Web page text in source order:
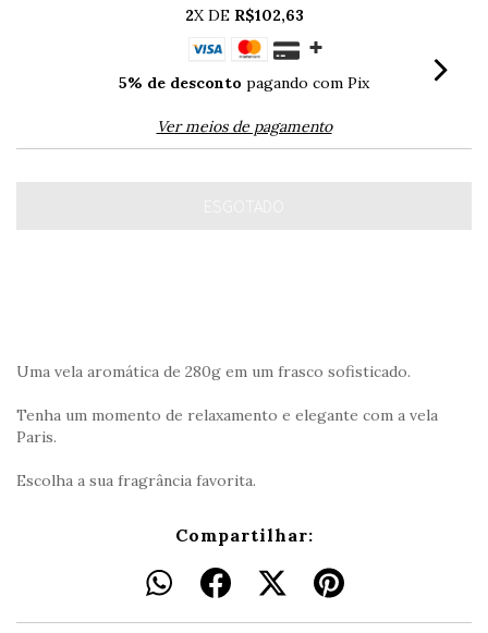
2X DE R$102,63
5% de desconto pagando com Pix
Ver meios de pagamento
Uma vela aromática de 280g em um frasco sofisticado.
Tenha um momento de relaxamento e elegante com a vela
Paris.
Escolha a sua fragrância favorita.
Compartilhar: